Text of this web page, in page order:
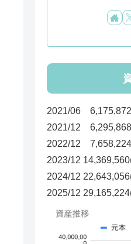
2021/06
2021/12
2022/12
2023/12
2024/12
2025/12